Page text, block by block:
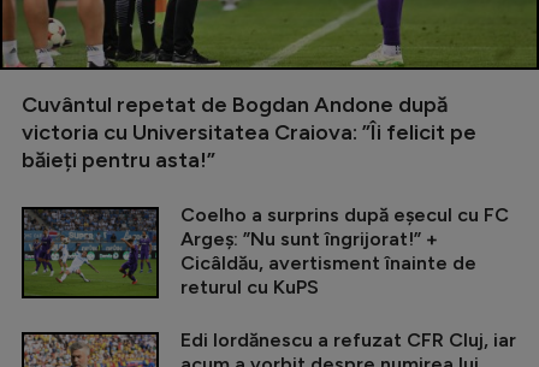
Cuvântul repetat de Bogdan Andone după
victoria cu Universitatea Craiova: ”Îi felicit pe
băieți pentru asta!”
Coelho a surprins după eșecul cu FC
Argeș: ”Nu sunt îngrijorat!” +
Cicâldău, avertisment înainte de
returul cu KuPS
Edi Iordănescu a refuzat CFR Cluj, iar